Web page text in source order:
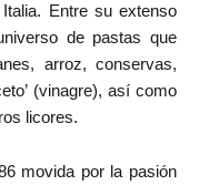
Entre su extenso
de pastas que
arroz, conservas,
(vinagre), así como
licores.
movida por la pasión